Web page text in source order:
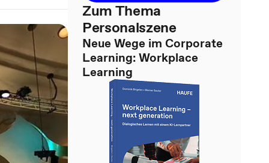
Zum Thema
Personalszene
Neue Wege im Corporate
Learning: Workplace
Learning